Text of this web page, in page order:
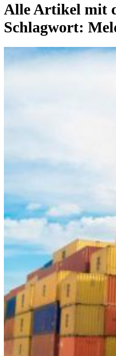
Alle Artikel mit
Schlagwort: